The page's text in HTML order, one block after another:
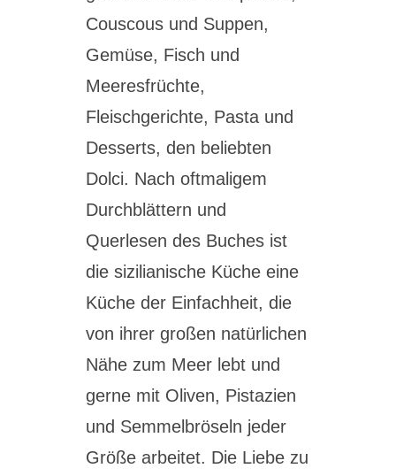
Couscous und Suppen,
Gemüse, Fisch und
Meeresfrüchte,
Fleischgerichte, Pasta und
Desserts, den beliebten
Dolci. Nach oftmaligem
Durchblättern und
Querlesen des Buches ist
die sizilianische Küche eine
Küche der Einfachheit, die
von ihrer großen natürlichen
Nähe zum Meer lebt und
gerne mit Oliven, Pistazien
und Semmelbröseln jeder
Größe arbeitet. Die Liebe zu